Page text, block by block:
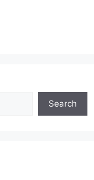
Search